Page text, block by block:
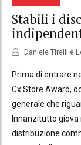
Stabili i
Daniele Tirelli e
Prima di entrare
Cx Store Award,
generale che
Innanzitutto
distribuzione